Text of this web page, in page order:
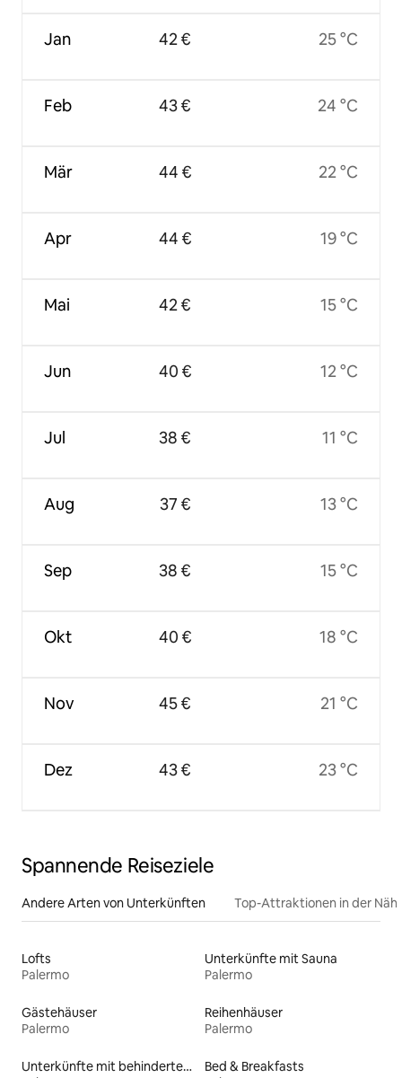
Jan
Feb
Mär
Apr
Mai
Jun
Jul
Aug
Sep
Okt
Nov
Dez
42 €
43 €
44 €
44 €
42 €
40 €
38 €
37 €
38 €
40 €
45 €
43 €
25 °C
24 °C
22 °C
19 °C
15 °C
12 °C
11 °C
13 °C
15 °C
18 °C
21 °C
23 °C
Spannende Reiseziele
Andere Arten von Unterkünften Top-Attraktionen in der
Lofts
Palermo
Unterkünfte mit Sauna
Palermo
Gästehäuser
Palermo
Reihenhäuser
Palermo
Unterkünfte mit behindertengerechtem Bett
Bed & Breakfasts